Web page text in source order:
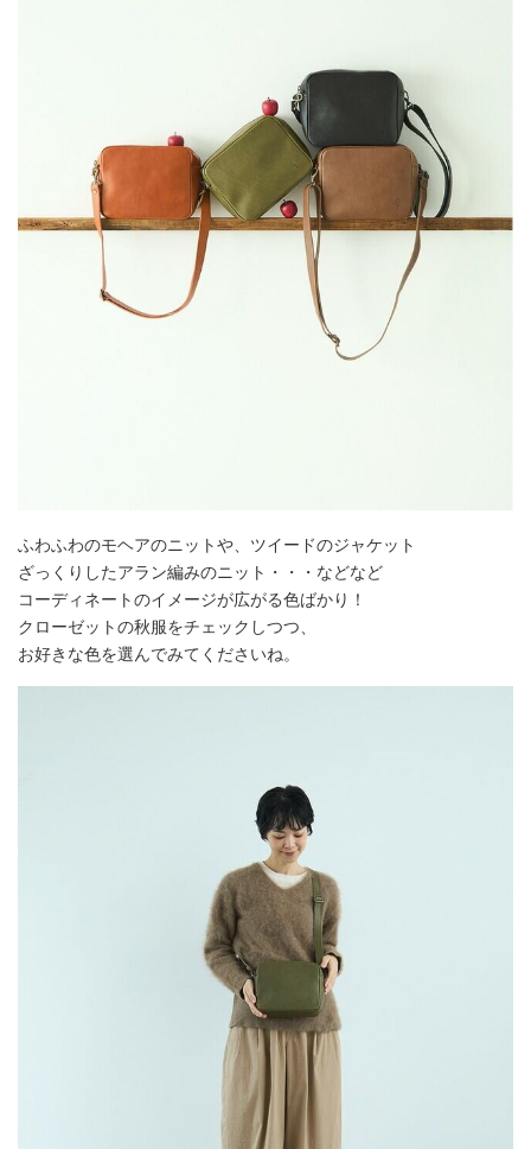
ふわふわのモヘアのニットや、ツイードのジャケット
ざっくりしたアラン編みのニット・・・などなど
コーディネートのイメージが広がる色ばかり！
クローゼットの秋服をチェックしつつ、
お好きな色を選んでみてくださいね。